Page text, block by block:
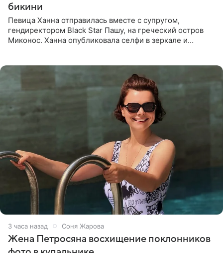
бикини
Певица Ханна отправилась вместе с супругом,
гендиректором Black Star Пашу, на греческий остров
Миконос. Ханна опубликовала селфи в зеркале и
3 часа назад Соня Жарова
Жена Петросяна восхищение поклонников